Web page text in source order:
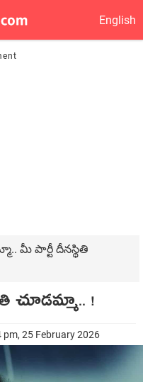
English
మీ పార్టీ దీన‌స్థితి
చూడ‌మ్మా.. !
pm, 25 February 2026